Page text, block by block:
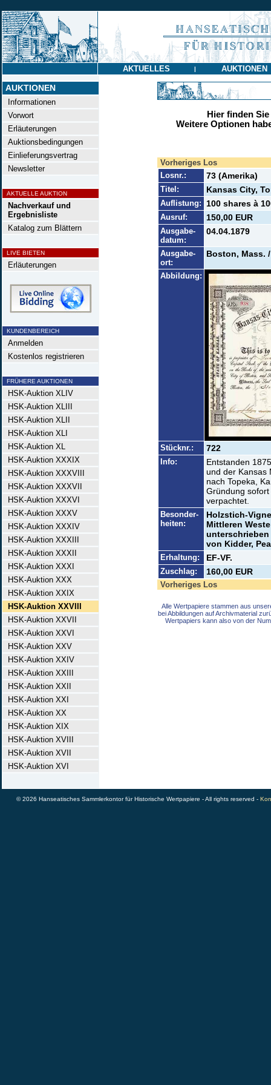
AKTUELLES | AUKTIONEN
AUKTIONEN
Informationen
Vorwort
Erläuterungen
Auktionsbedingungen
Einlieferungsvertrag
Newsletter
AKTUELLE AUKTION
Nachverkauf und
Ergebnisliste
Katalog zum Blättern
LIVE BIETEN
Erläuterungen
KUNDENBEREICH
Anmelden
Kostenlos registrieren
FRÜHERE AUKTIONEN
HSK-Auktion XLIV
HSK-Auktion XLIII
HSK-Auktion XLII
HSK-Auktion XLI
HSK-Auktion XL
HSK-Auktion XXXIX
HSK-Auktion XXXVIII
HSK-Auktion XXXVII
HSK-Auktion XXXVI
HSK-Auktion XXXV
HSK-Auktion XXXIV
HSK-Auktion XXXIII
HSK-Auktion XXXII
HSK-Auktion XXXI
HSK-Auktion XXX
HSK-Auktion XXIX
HSK-Auktion XXVIII
HSK-Auktion XXVII
HSK-Auktion XXVI
HSK-Auktion XXV
HSK-Auktion XXIV
HSK-Auktion XXIII
HSK-Auktion XXII
HSK-Auktion XXI
HSK-Auktion XX
HSK-Auktion XIX
HSK-Auktion XVIII
HSK-Auktion XVII
HSK-Auktion XVI
Hier finden
Weitere Optionen
Vorheriges Los
Losnr.:
73 (Amerika)
Titel: Kansas City,
Auflistung: 100 shares à
Ausruf: 150,00 EUR
Ausgabe-
datum:
04.04.1879
Ausgabe-
ort:
Boston, Mass.
Abbildung:
Stücknr.: 722
Info:
Entstanden
und der Kansas
nach Topeka,
Gründung sofort
verpachtet.
Besonder-
heiten:
Holzstich-
Mittleren
unterschrieben
von Kidder,
Erhaltung: EF-VF.
Zuschlag: 160,00 EUR
Vorheriges Los
Alle Wertpapiere stammen aus
bei Abbildungen auf Archivmaterial
Wertpapiers kann also von der
© 2026 Hanseatisches Sammlerkontor für Historische Wertpapiere - All rights reserved -